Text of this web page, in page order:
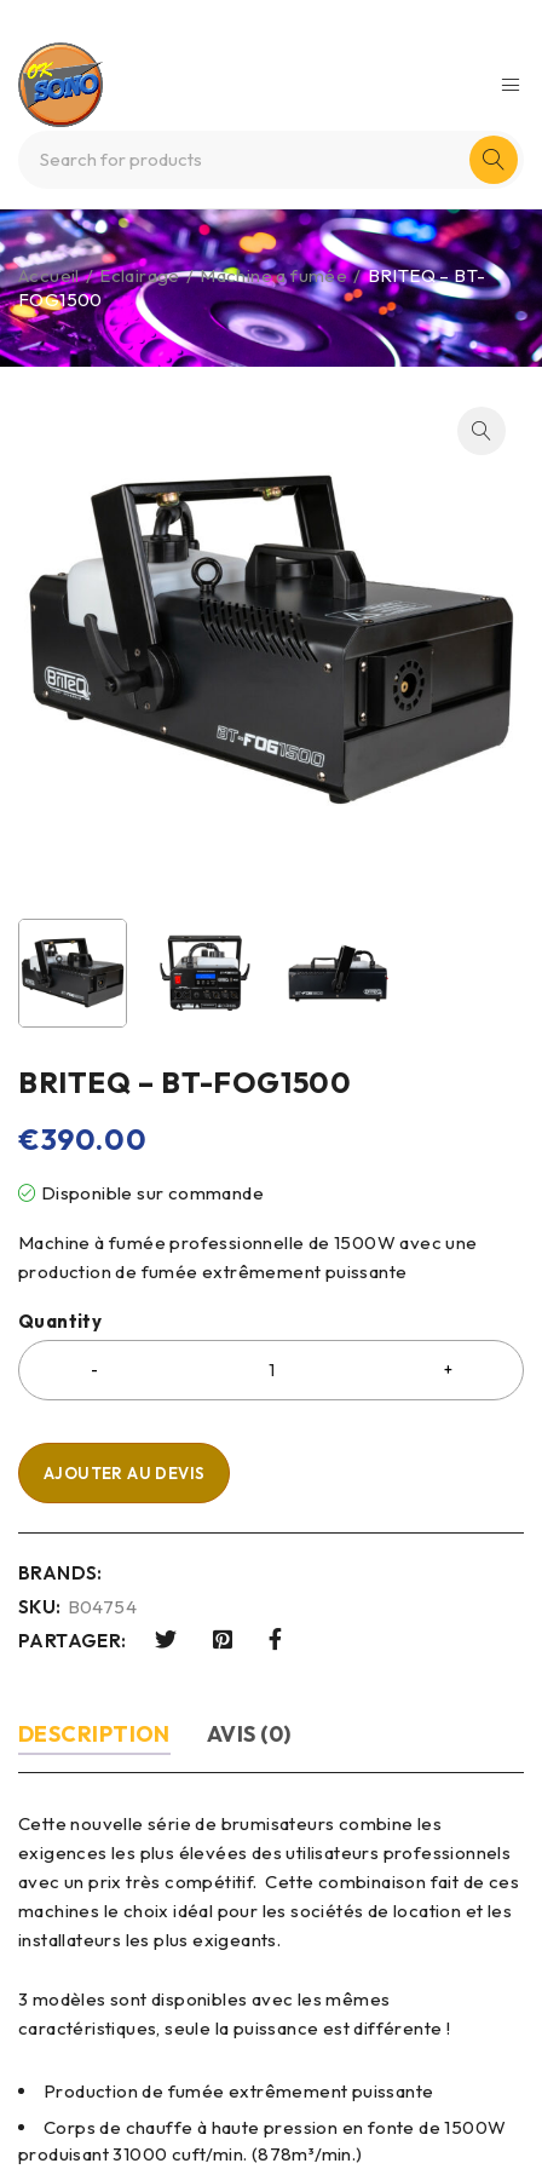
Accueil / Eclairage / Machine a fumée / BRITEQ – BT-
FOG1500
BRITEQ – BT-FOG1500
€390.00
Disponible sur commande
Machine à fumée professionnelle de 1500W avec une
production de fumée extrêmement puissante
Quantity
AJOUTER AU DEVIS
BRANDS:
SKU: B04754
PARTAGER:
DESCRIPTION AVIS (0)
Cette nouvelle série de brumisateurs combine les
exigences les plus élevées des utilisateurs professionnels
avec un prix très compétitif. Cette combinaison fait de ces
machines le choix idéal pour les sociétés de location et les
installateurs les plus exigeants.
3 modèles sont disponibles avec les mêmes
caractéristiques, seule la puissance est différente !
Production de fumée extrêmement puissante
Corps de chauffe à haute pression en fonte de 1500W
produisant 31000 cuft/min. (878m³/min.)